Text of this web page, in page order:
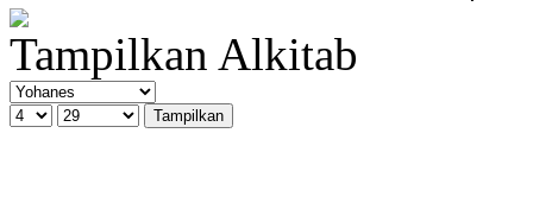
Tampilkan Alkitab